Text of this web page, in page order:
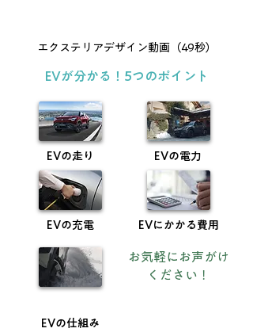
エクステリアデザイン動画（49秒）
EVが分かる！5つのポイント
EVの走り
EVの充電
EVの電力
EVにかかる費用
お気軽に お声がけ
ください！
EVの仕組み